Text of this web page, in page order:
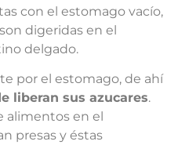
con el estomago vacío,
digeridas en el
delgado.
por el estomago, de ahí
liberan sus azucares.
alimentos en el
presas y éstas